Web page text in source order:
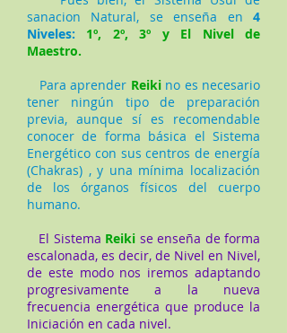
sanacion Natural, se enseña en 4
Niveles: 1º, 2º, 3º y El Nivel de
Maestro.
Para aprender Reiki no es necesario
tener ningún tipo de preparación
previa, aunque sí es recomendable
conocer de forma básica el Sistema
Energético con sus centros de energía
(Chakras) , y una mínima localización
de los órganos físicos del cuerpo
humano.
El Sistema Reiki se enseña de forma
escalonada, es decir, de Nivel en Nivel,
de este modo nos iremos adaptando
progresivamente a la nueva
frecuencia energética que produce la
Iniciación en cada nivel.